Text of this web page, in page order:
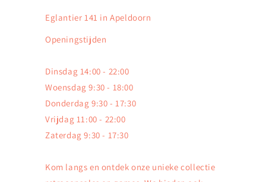
Eglantier 141 in Apeldoorn
Openingstijden
Dinsdag 14:00 - 22:00
Woensdag 9:30 - 18:00
Donderdag 9:30 - 17:30
Vrijdag 11:00 - 22:00
Zaterdag 9:30 - 17:30
Kom langs en ontdek onze unieke collectie